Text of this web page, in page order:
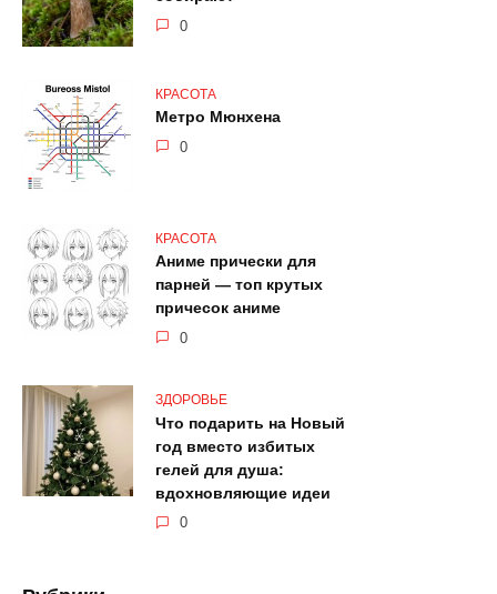
0
КРАСОТА
Метро Мюнхена
0
КРАСОТА
Аниме прически для
парней — топ крутых
причесок аниме
0
ЗДОРОВЬЕ
Что подарить на Новый
год вместо избитых
гелей для душа:
вдохновляющие идеи
0